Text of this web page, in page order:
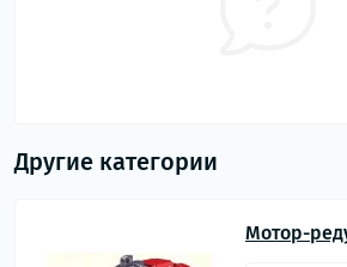
Другие категории
Мотор-